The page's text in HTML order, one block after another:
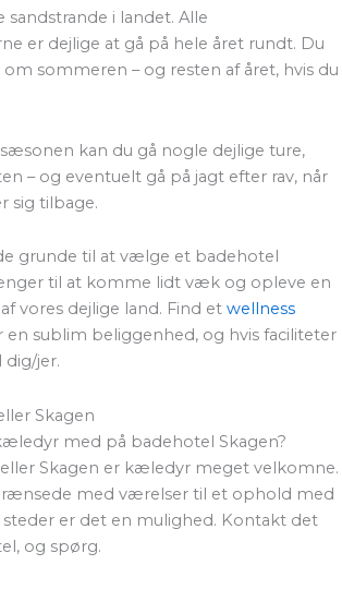
sandstrande i landet. Alle
er dejlige at gå på hele året rundt. Du
om sommeren – og resten af året, hvis du
kan du gå nogle dejlige ture,
– og eventuelt gå på jagt efter rav, når
sig tilbage.
grunde til at vælge et badehotel
til at komme lidt væk og opleve en
vores dejlige land. Find et wellness
en sublim beliggenhed, og hvis faciliteter
dig/jer.
Skagen
med på badehotel Skagen?
Skagen er kæledyr meget velkomne.
med værelser til et ophold med
steder er det en mulighed. Kontakt det
og spørg.